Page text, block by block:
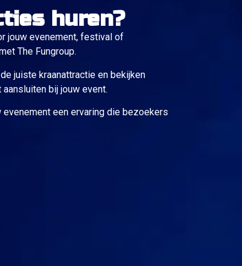
huren?
jouw evenement, festival of
The Fungroup.
juiste kraanattractie en bekijken
bij jouw event.
evenement een ervaring die bezoekers